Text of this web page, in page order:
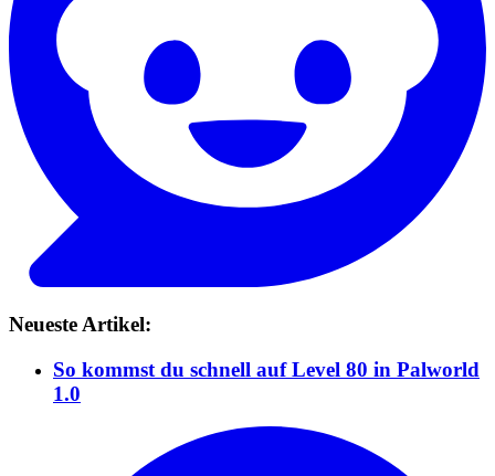
Neueste Artikel:
So kommst du schnell auf Level 80 in Palworld
1.0